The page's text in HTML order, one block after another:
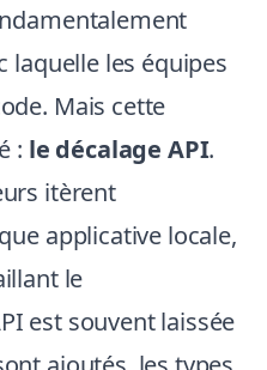
laquelle les équipes
Mais cette
: le décalage API.
itèrent
applicative locale,
le
est souvent laissée